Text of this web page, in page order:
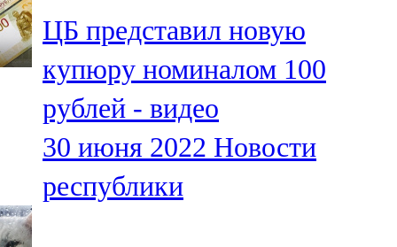
106,1 FM
Кама тамагы
71,51 FM
Кукмара
107,9 FM
ЦБ представил новую
купюру номиналом 100
рублей - видео
30 июня 2022 Новости
республики